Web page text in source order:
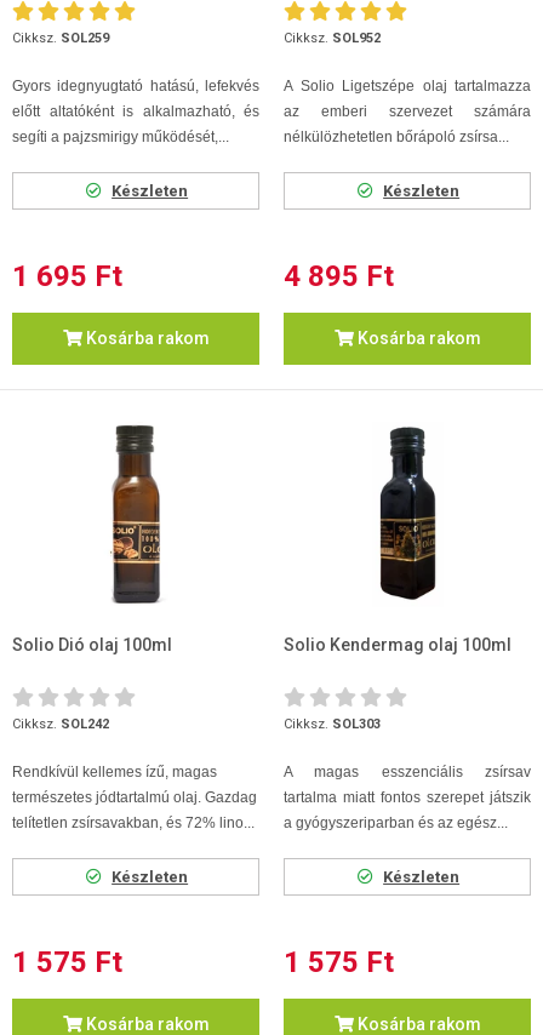
Cikksz. SOL259
Gyors idegnyugtató hatású, lefekvés
előtt altatóként is alkalmazható, és
segíti a pajzsmirigy működését,...
Készleten
1 695 Ft
Kosárba rakom
Cikksz. SOL952
A Solio Ligetszépe olaj tartalmazza
az emberi szervezet számára
nélkülözhetetlen bőrápoló zsírsa...
Készleten
4 895 Ft
Kosárba rakom
Solio Dió olaj 100ml
Cikksz. SOL242
Rendkívül kellemes ízű, magas
természetes jódtartalmú olaj. Gazdag
telítetlen zsírsavakban, és 72% lino...
Készleten
1 575 Ft
Kosárba rakom
Solio Kendermag olaj 100ml
Cikksz. SOL303
A magas esszenciális zsírsav
tartalma miatt fontos szerepet játszik
a gyógyszeriparban és az egész...
Készleten
1 575 Ft
Kosárba rakom